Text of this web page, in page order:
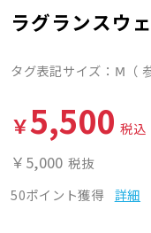
ラグランスウ
タグ表記サイズ：Ⅿ（
￥5,500 税込
￥5,000 税抜
50ポイント獲得
詳細